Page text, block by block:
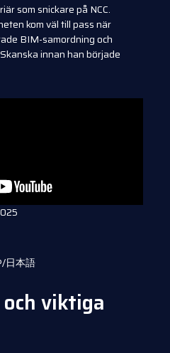
som snickare på NCC.
kom väl till pass när
BIM-samordning och
innan han började
日本語
viktiga